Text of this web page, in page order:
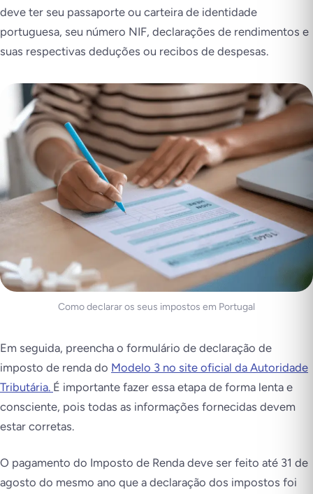
deve ter seu passaporte ou carteira de identidade
portuguesa, seu número NIF, declarações de rendimentos e
suas respectivas deduções ou recibos de despesas.
Como declarar os seus impostos em Portugal
Em seguida, preencha o formulário de declaração de
imposto de renda do Modelo 3 no site oficial da Autoridade
Tributária. É importante fazer essa etapa de forma lenta e
consciente, pois todas as informações fornecidas devem
estar corretas.
O pagamento do Imposto de Renda deve ser feito até 31 de
agosto do mesmo ano que a declaração dos impostos foi